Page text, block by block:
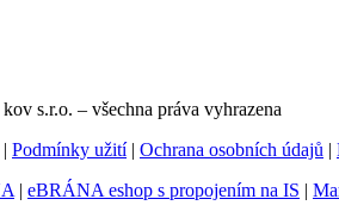
s.r.o. – všechna práva vyhrazena
| Podmínky užití| Ochrana osobních údajů |
| eBRÁNA eshop s propojením na IS |